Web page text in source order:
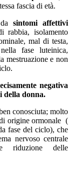
fascia di età.
sintomi affettivi
rabbia, isolamento
mal di testa,
fase luteinica,
mestruazione e non
negativa
della donna.
conosciuta; molto
origine ormonale (
fase del ciclo), che
nervoso centrale
riduzione delle